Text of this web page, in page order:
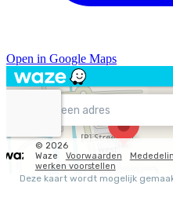
Open in Google Maps